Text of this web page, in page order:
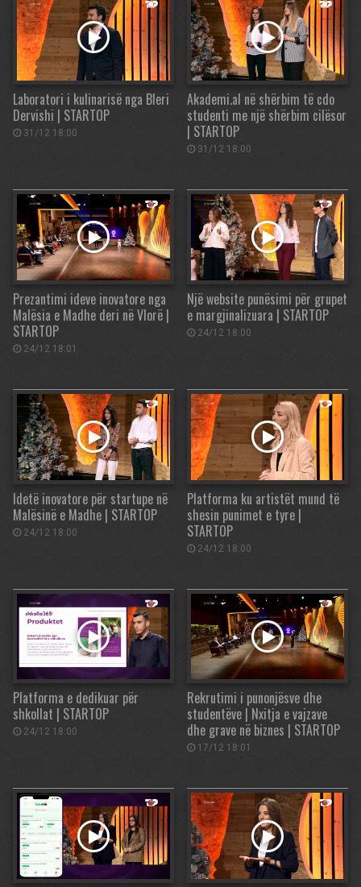
Laboratori i kulinarisë nga Bleri
Dervishi | STARTOP
31/12 18:00
Akademi.al në shërbim të cdo
studenti me një shërbim cilësor
| STARTOP
31/12 18:00
Prezantimi ideve inovatore nga
Malësia e Madhe deri në Vlorë |
STARTOP
24/12 18:01
Një website punësimi për grupet
e margjinalizuara | STARTOP
24/12 18:00
Idetë inovatore për startupe në
Malësinë e Madhe | STARTOP
24/12 18:00
Platforma ku artistët mund të
shesin punimet e tyre |
STARTOP
24/12 18:00
Platforma e dedikuar për
shkollat | STARTOP
24/12 18:00
Rekrutimi i punonjësve dhe
studentëve | Nxitja e vajzave
dhe grave në biznes | STARTOP
17/12 18:01